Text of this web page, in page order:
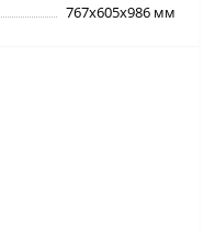
767х605х986 мм